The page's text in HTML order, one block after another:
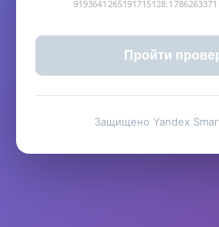
Пройти
Защищено Yandex